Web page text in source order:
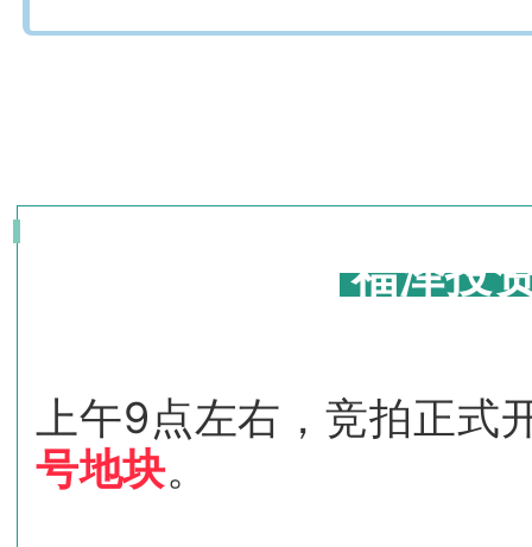
福泽投
上午9点左右，竞拍正式
号地块。